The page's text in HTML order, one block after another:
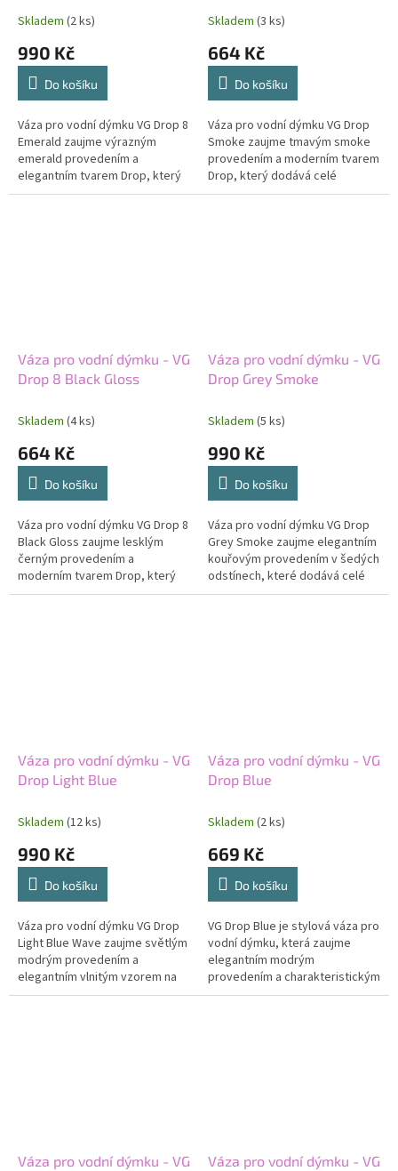
Skladem (2 ks)
990 Kč
Do košíku
Váza pro vodní dýmku VG Drop 8
Emerald zaujme výrazným
emerald provedením a
elegantním tvarem Drop, který
dodává celé sestavě luxusní a
Skladem (3 ks)
664 Kč
Do košíku
Váza pro vodní dýmku VG Drop
Smoke zaujme tmavým smoke
provedením a moderním tvarem
Drop, který dodává celé
sestavě elegantní a lehce
Váza pro vodní dýmku - VG
Drop 8 Black Gloss
Skladem (4 ks)
664 Kč
Do košíku
Váza pro vodní dýmku VG Drop 8
Black Gloss zaujme lesklým
černým provedením a
moderním tvarem Drop, který
dodává celé sestavě luxusní a
Váza pro vodní dýmku - VG
Drop Grey Smoke
Skladem (5 ks)
990 Kč
Do košíku
Váza pro vodní dýmku VG Drop
Grey Smoke zaujme elegantním
kouřovým provedením v šedých
odstínech, které dodává celé
sestavě moderní a čistý vzhled.
Váza pro vodní dýmku - VG
Drop Light Blue
Skladem (12 ks)
990 Kč
Do košíku
Váza pro vodní dýmku VG Drop
Light Blue Wave zaujme světlým
modrým provedením a
elegantním vlnitým vzorem na
povrchu, který dodává celé
Váza pro vodní dýmku - VG
Drop Blue
Skladem (2 ks)
669 Kč
Do košíku
VG Drop Blue je stylová váza pro
vodní dýmku, která zaujme
elegantním modrým
provedením a charakteristickým
tvarem řady Drop. Kvalitní sklo a
Váza pro vodní dýmku - VG
Váza pro vodní dýmku - VG